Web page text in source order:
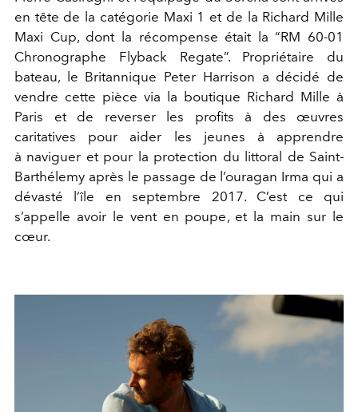
en tête de la catégorie Maxi 1 et de la Richard Mille
Maxi Cup, dont la récompense était la “RM 60-01
Chronographe Flyback Regate”. Propriétaire du
bateau, le Britannique Peter Harrison a décidé de
vendre cette pièce via la boutique Richard Mille à
Paris et de reverser les profits à des œuvres
caritatives pour aider les jeunes à apprendre
à naviguer et pour la protection du littoral de Saint-
Barthélemy après le passage de l’ouragan Irma qui a
dévasté l’île en septembre 2017. C’est ce qui
s’appelle avoir le vent en poupe, et la main sur le
cœur.